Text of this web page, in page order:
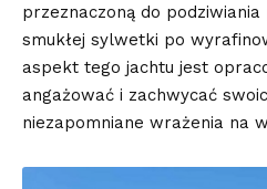
przeznaczoną do
smukłej sylwetki po
aspekt tego jachtu jest
angażować i zachwycać
niezapomniane wrażenia na